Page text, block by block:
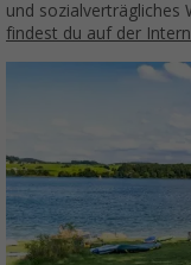
und sozialverträgliches
findest du auf der